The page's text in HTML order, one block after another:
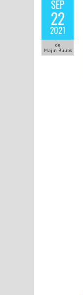
SEP
22
2021
de
Majin Buubs